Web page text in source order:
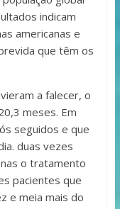
indicam
americanas e
que têm os
a falecer, o
meses. Em
seguidos e que
duas vezes
o tratamento
pacientes que
e meia mais do